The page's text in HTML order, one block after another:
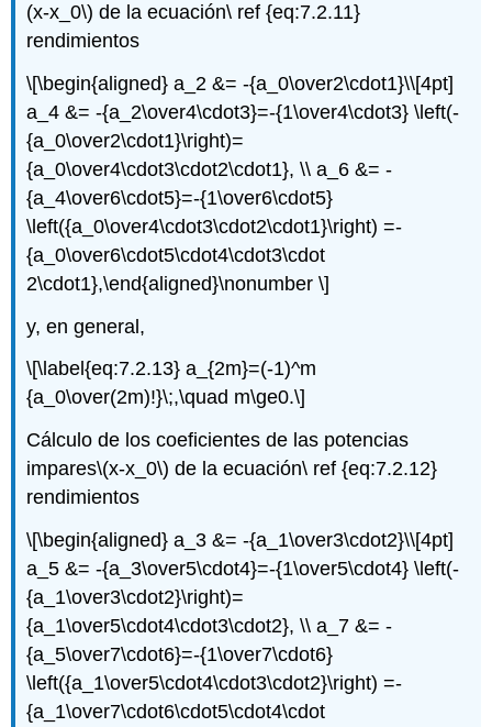
(x-x_0\) de la ecuación\ ref {eq:7.2.11}
rendimientos
\[\begin{aligned} a_2 &= -{a_0\over2\cdot1}\\[4pt]
a_4 &= -{a_2\over4\cdot3}=-{1\over4\cdot3} \left(-
{a_0\over2\cdot1}\right)=
{a_0\over4\cdot3\cdot2\cdot1}, \\ a_6 &= -
{a_4\over6\cdot5}=-{1\over6\cdot5}
\left({a_0\over4\cdot3\cdot2\cdot1}\right) =-
{a_0\over6\cdot5\cdot4\cdot3\cdot
2\cdot1},\end{aligned}\nonumber \]
y, en general,
\[\label{eq:7.2.13} a_{2m}=(-1)^m
{a_0\over(2m)!}\;,\quad m\ge0.\]
Cálculo de los coeficientes de las potencias
impares\(x-x_0\) de la ecuación\ ref {eq:7.2.12}
rendimientos
\[\begin{aligned} a_3 &= -{a_1\over3\cdot2}\\[4pt]
a_5 &= -{a_3\over5\cdot4}=-{1\over5\cdot4} \left(-
{a_1\over3\cdot2}\right)=
{a_1\over5\cdot4\cdot3\cdot2}, \\ a_7 &= -
{a_5\over7\cdot6}=-{1\over7\cdot6}
\left({a_1\over5\cdot4\cdot3\cdot2}\right) =-
{a_1\over7\cdot6\cdot5\cdot4\cdot